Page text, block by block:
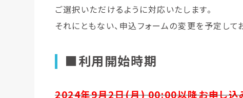
ご選択いただけるように対応いたします。
それにともない、申込フォームの変更を予定して
■利用開始時期
2024年9月2日(月) 00:00以降お申し込